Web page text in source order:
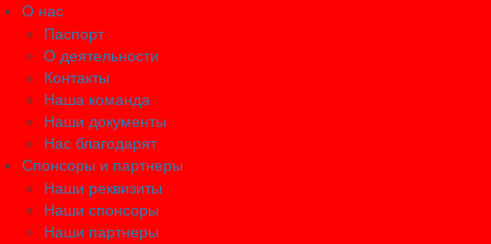
О нас
Паспорт
О деятельности
Контакты
Наша команда
Наши документы
Нас благодарят
Спонсоры и партнеры
Наши реквизиты
Наши спонсоры
Наши партнеры